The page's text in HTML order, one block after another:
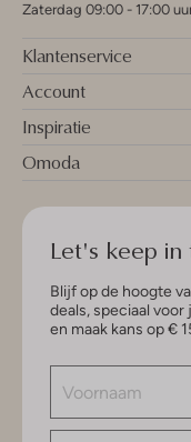
Zaterdag 09:00 - 17:00
Klantenservice
Account
Inspiratie
Omoda
Let's keep
Blijf op de hoogte
deals, speciaal
en maak kans op €